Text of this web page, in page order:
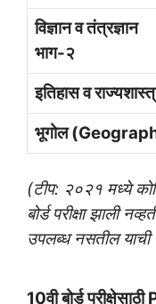
विज्ञान व तंत्रज्ञान
भाग-२
इतिहास व
भूगोल
(टीप: २०२१ मध्ये
बोर्ड परीक्षा झाली
उपलब्ध नसतील याची
10वी बोर्ड